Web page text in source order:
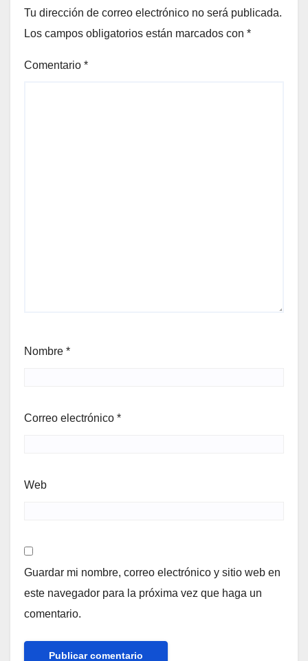
Tu dirección de correo electrónico no será publicada.
Los campos obligatorios están marcados con *
Comentario *
Nombre *
Correo electrónico *
Web
Guardar mi nombre, correo electrónico y sitio web en
este navegador para la próxima vez que haga un
comentario.